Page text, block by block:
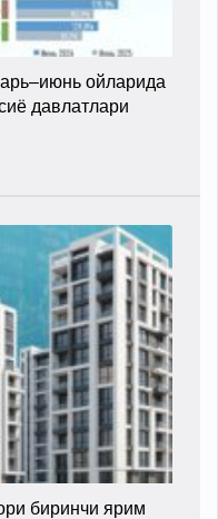
ойларида
давлатлари
биринчи ярим